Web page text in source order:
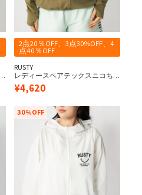
2点20％OFF、3点30%OFF、4
点40％OFF
RUSTY
レディースペアテックスニコち
ゃんラッシュパーカー《シワに
なりにくい・軽量速乾・
¥4,620
30%OFF